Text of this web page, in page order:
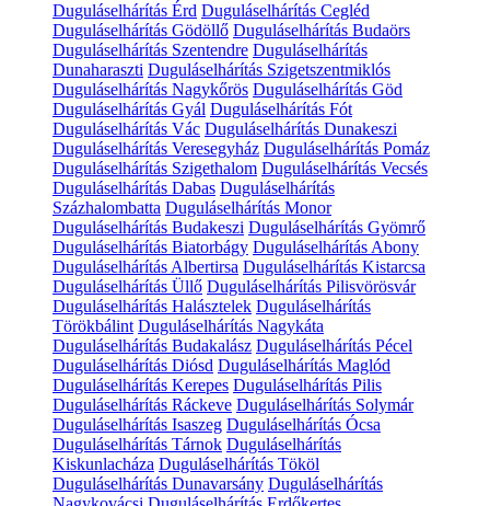
Duguláselhárítás Érd Duguláselhárítás Cegléd
Duguláselhárítás Gödöllő Duguláselhárítás Budaörs
Duguláselhárítás Szentendre Duguláselhárítás
Dunaharaszti Duguláselhárítás Szigetszentmiklós
Duguláselhárítás Nagykőrös Duguláselhárítás Göd
Duguláselhárítás Gyál Duguláselhárítás Fót
Duguláselhárítás Vác Duguláselhárítás Dunakeszi
Duguláselhárítás Veresegyház Duguláselhárítás Pomáz
Duguláselhárítás Szigethalom Duguláselhárítás Vecsés
Duguláselhárítás Dabas Duguláselhárítás
Százhalombatta Duguláselhárítás Monor
Duguláselhárítás Budakeszi Duguláselhárítás Gyömrő
Duguláselhárítás Biatorbágy Duguláselhárítás Abony
Duguláselhárítás Albertirsa Duguláselhárítás Kistarcsa
Duguláselhárítás Üllő Duguláselhárítás Pilisvörösvár
Duguláselhárítás Halásztelek Duguláselhárítás
Törökbálint Duguláselhárítás Nagykáta
Duguláselhárítás Budakalász Duguláselhárítás Pécel
Duguláselhárítás Diósd Duguláselhárítás Maglód
Duguláselhárítás Kerepes Duguláselhárítás Pilis
Duguláselhárítás Ráckeve Duguláselhárítás Solymár
Duguláselhárítás Isaszeg Duguláselhárítás Ócsa
Duguláselhárítás Tárnok Duguláselhárítás
Kiskunlacháza Duguláselhárítás Tököl
Duguláselhárítás Dunavarsány Duguláselhárítás